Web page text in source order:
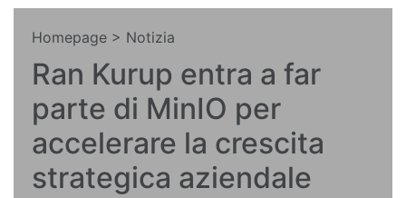
Homepage > Notizia
Ran Kurup entra a far
parte di MinIO per
accelerare la crescita
strategica aziendale